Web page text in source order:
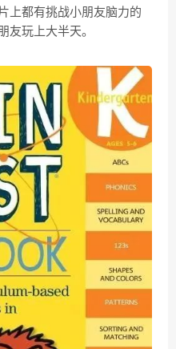
上都有挑战小朋友脑力的
友玩上大半天。